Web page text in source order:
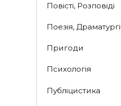
Повісті, Розповіді
Поезія,
Пригоди
Психологія
Публіцистика